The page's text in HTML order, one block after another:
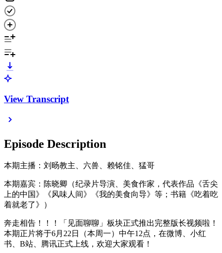
View Transcript
Episode Description
本期主播：刘旸教主、六兽、赖铭佳、猛哥
本期嘉宾：陈晓卿（纪录片导演、美食作家，代表作品《舌尖
上的中国》《风味人间》《我的美食向导》等；书籍《吃着吃
着就老了》）
奔走相告！！！「见面聊聊」板块正式推出完整版长视频啦！
本期正片将于6月22日（本周一）中午12点，在微博、小红
书、B站、腾讯正式上线，欢迎大家观看！